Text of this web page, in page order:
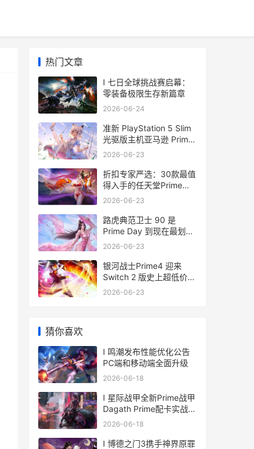
热门文章
I 七日全球挑战赛启幕：
零装备极限生存新篇章
2026-06-24
准新 PlayStation 5 Slim
光驱版主机亚马逊 Prime
VIP日售价 499 美元 准新
2026-06-23
折扣专家严选：30款最值
得入手的任天堂Prime
Day优惠 折扣原则是谁提
2026-06-23
路虎典范卫士 90 是
Prime Day 到现在最划算
的乐高载具优惠 经典路虎
2026-06-23
银河战士Prime4 迎来
Switch 2 版史上超低价，
掌握这一简单诀窍还能省
2026-06-23
猜你喜欢
I 鸣潮发布性能优化公告
PC端和移动端全面升级
2026-06-18
I 星际战甲全新Prime战甲
Dagath Prime配卡实战评
测与展望解析
2026-06-18
I 博德之门3携手神界原罪